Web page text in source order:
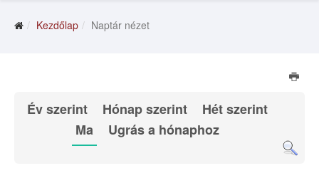
Kezdőlap Naptár nézet
Év szerint Hónap szerint
Hét szerint
Ma
Ugrás a hónaphoz